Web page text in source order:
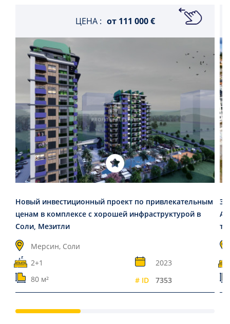
ЦЕНА : от 111 000 €
Новый инвестиционный проект по привлекательным
ценам в комплексе с хорошей инфраструктурой в
Соли, Мезитли
Мерсин, Соли
2+1
2023
80 м²
# ID 7353